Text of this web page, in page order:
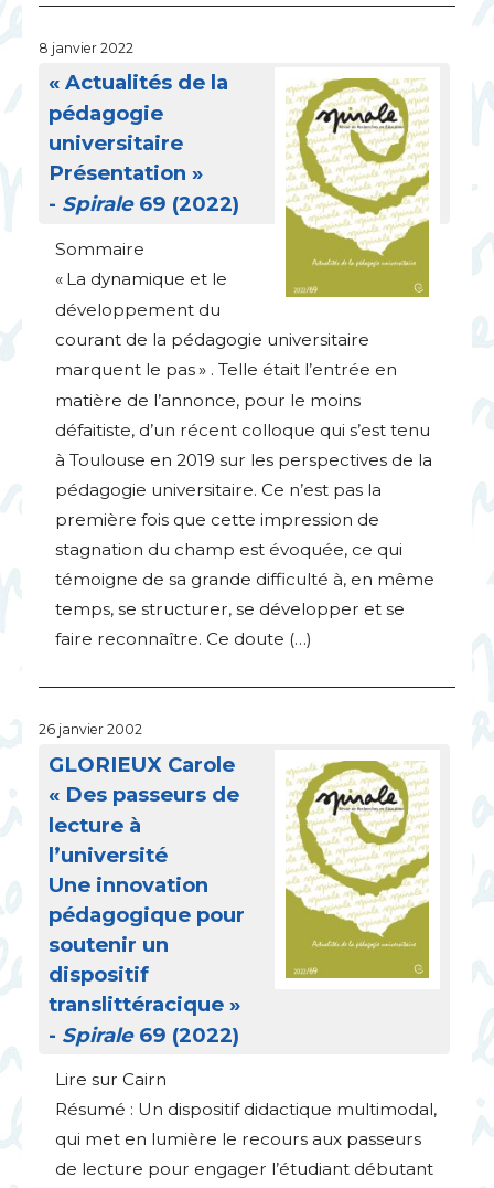
8 janvier 2022
« Actualités de la
pédagogie
universitaire
Présentation »
- Spirale69 (2022)
Sommaire
« La dynamique et le
développement du
courant de la pédagogie universitaire
marquent le pas» . Telle était l’entrée en
matière de l’annonce, pour le moins
défaitiste, d’un récent colloque qui s’est tenu
à Toulouse en 2019 sur les perspectives de la
pédagogie universitaire. Ce n’est pas la
première fois que cette impression de
stagnation du champ est évoquée, ce qui
témoigne de sa grande difficulté à, en même
temps, se structurer, se développer et se
faire reconnaître. Ce doute (…)
26 janvier 2002
GLORIEUX Carole
« Des passeurs de
lecture à
l’université
Une innovation
pédagogique pour
soutenir un
dispositif
translittéracique »
- Spirale69 (2022)
Lire sur Cairn
Résumé : Un dispositif didactique multimodal,
qui met en lumière le recours aux passeurs
de lecture pour engager l’étudiant débutant